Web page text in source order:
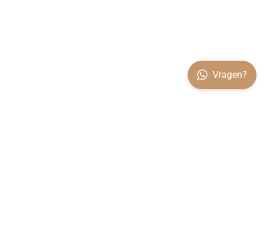
Vragen?